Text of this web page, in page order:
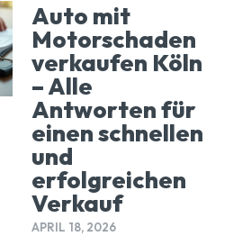
Auto mit
Motorschaden
verkaufen Köln
– Alle
Antworten für
einen schnellen
und
erfolgreichen
Verkauf
APRIL 18, 2026